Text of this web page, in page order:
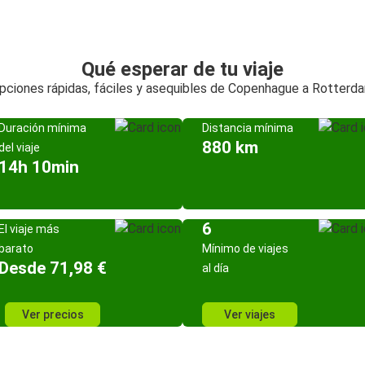
Qué esperar de tu viaje
rápidas, fáciles y asequibles de Copenhague a
mínima
viaje
10min
Distancia mínima
880 km
viaje más
71,98 €
Ver precios
6
Mínimo de viajes
al día
Ver viajes